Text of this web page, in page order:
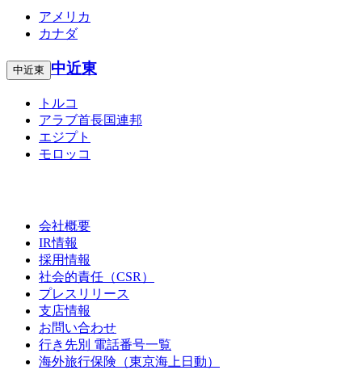
アメリカ
カナダ
中近東 中近東
トルコ
アラブ首長国連邦
エジプト
モロッコ
会社概要
IR情報
採用情報
社会的責任（CSR）
プレスリリース
支店情報
お問い合わせ
行き先別 電話番号一覧
海外旅行保険（東京海上日動）